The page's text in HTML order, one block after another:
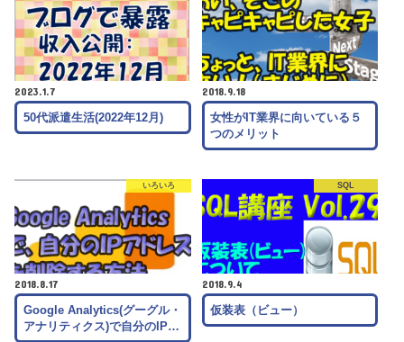
2023.1.7
50代派遣生活(2022年12月)
2018.9.18
女性がIT業界に向いている５
つのメリット
いろいろ
2018.8.17
Google Analytics(グーグル・
アナリティクス)で自分のIP…
SQL
2018.9.4
仮装表（ビュー）